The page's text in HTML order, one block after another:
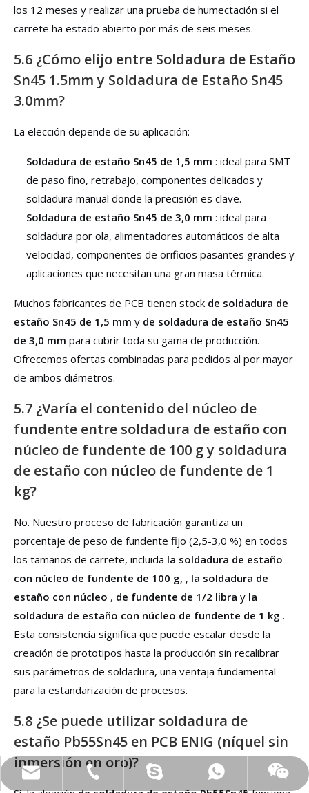
los 12 meses y realizar una prueba de humectación si el
carrete ha estado abierto por más de seis meses.
5.6 ¿Cómo elijo entre Soldadura de Estaño
Sn45 1.5mm y Soldadura de Estaño Sn45
3.0mm?
La elección depende de su aplicación:
Soldadura de estaño Sn45 de 1,5 mm : ideal para SMT
de paso fino, retrabajo, componentes delicados y
soldadura manual donde la precisión es clave.
Soldadura de estaño Sn45 de 3,0 mm : ideal para
soldadura por ola, alimentadores automáticos de alta
velocidad, componentes de orificios pasantes grandes y
aplicaciones que necesitan una gran masa térmica.
Muchos fabricantes de PCB tienen stock de soldadura de
estaño Sn45 de 1,5 mm y de soldadura de estaño Sn45
de 3,0 mm para cubrir toda su gama de producción.
Ofrecemos ofertas combinadas para pedidos al por mayor
de ambos diámetros.
5.7 ¿Varía el contenido del núcleo de
fundente entre soldadura de estaño con
núcleo de fundente de 100 g y soldadura
de estaño con núcleo de fundente de 1
kg?
No. Nuestro proceso de fabricación garantiza un
porcentaje de peso de fundente fijo (2,5-3,0 %) en todos
los tamaños de carrete, incluida la soldadura de estaño
con núcleo de fundente de 100 g, , la soldadura de
estaño con núcleo , de fundente de 1/2 libra y la
soldadura de estaño con núcleo de fundente de 1 kg .
Esta consistencia significa que puede escalar desde la
creación de prototipos hasta la producción sin recalibrar
sus parámetros de soldadura, una ventaja fundamental
para la estandarización de procesos.
5.8 ¿Se puede utilizar soldadura de
estaño Pb55Sn45 en PCB ENIG (níquel sin
inmersión en oro)?
xfsolder@163.com
008613450770997
8613450770997
008613450770997